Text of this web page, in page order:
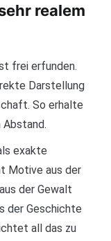
realem
frei erfunden.
Darstellung
So erhalte
exakte
Motive aus der
der Gewalt
der Geschichte
all das zu